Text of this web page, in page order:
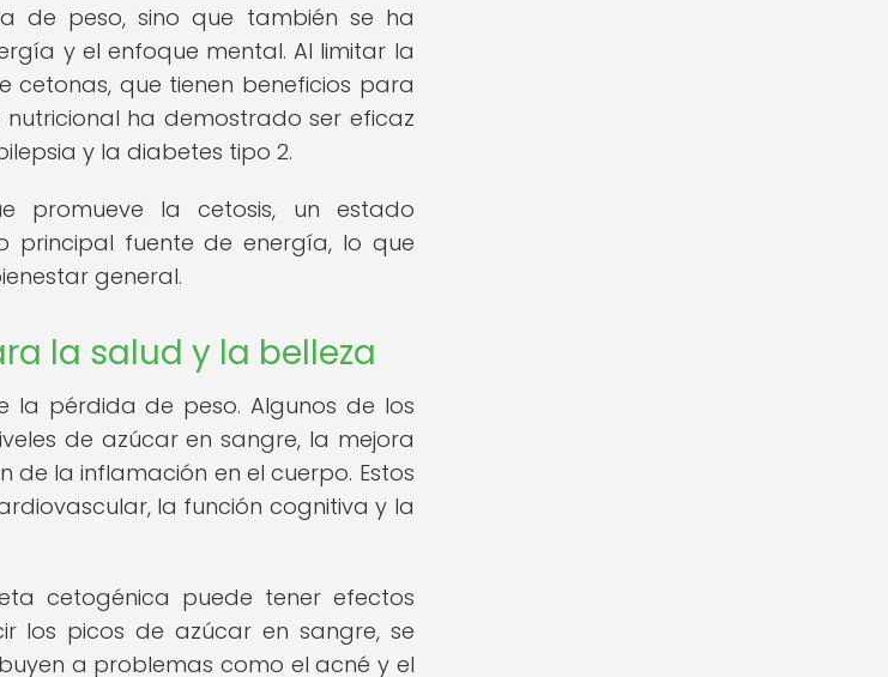
de peso, sino que también se ha
y el enfoque mental. Al limitar la
que tienen beneficios para
ha demostrado ser eficaz
y la diabetes tipo 2.
promueve la cetosis, un estado
principal fuente de energía, lo que
general.
la salud y la belleza
la pérdida de peso. Algunos de los
de azúcar en sangre, la mejora
de la inflamación en el cuerpo. Estos
la función cognitiva y la
cetogénica puede tener efectos
los picos de azúcar en sangre, se
a problemas como el acné y el